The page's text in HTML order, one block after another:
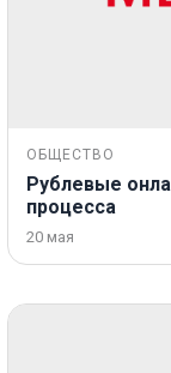
ОБЩЕСТВО
Рублевые
процесса
20 мая